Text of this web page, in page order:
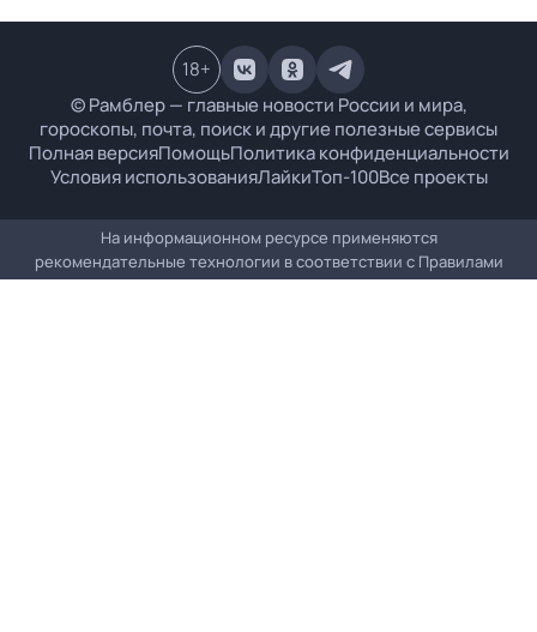
© Рамблер — главные новости России и мира,
гороскопы, почта, поиск и другие полезные сервисы
Полная версияПомощьПолитика конфиденциальности
Условия использованияЛайкиТоп-100Все проекты
18+
На информационном ресурсе применяются
рекомендательные технологии в соответствии с Правилами